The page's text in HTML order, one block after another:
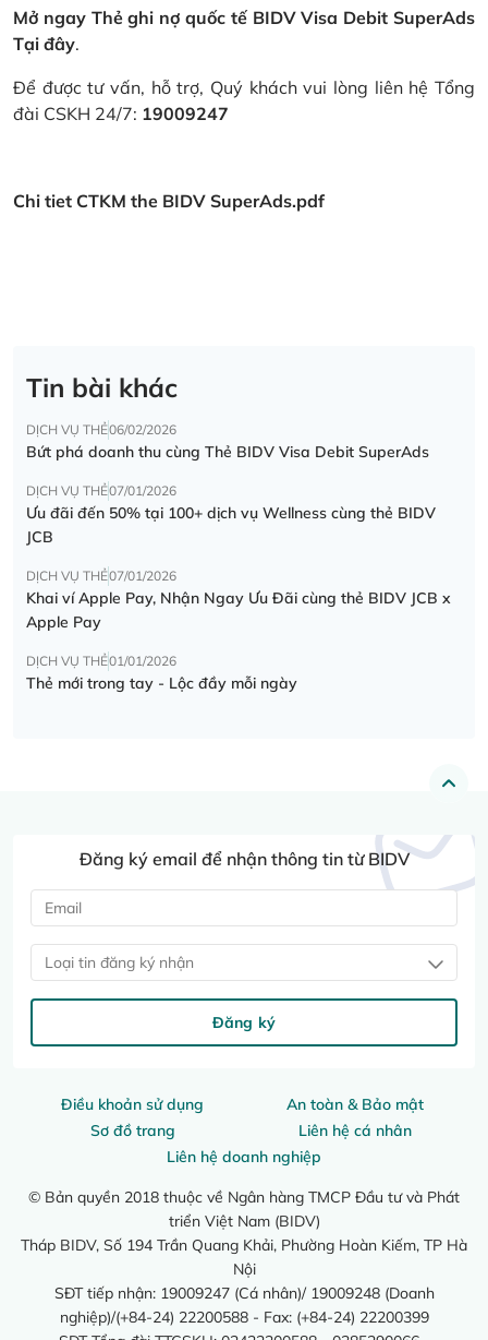
Mở ngay Thẻ ghi nợ quốc tế BIDV Visa Debit SuperAds
Tại đây.
Để được tư vấn, hỗ trợ, Quý khách vui lòng liên hệ Tổng
đài CSKH 24/7: 19009247
Chi tiet CTKM the BIDV SuperAds.pdf
Tin bài khác
DỊCH VỤ THẺ06/02/2026
Bứt phá doanh thu cùng Thẻ BIDV Visa Debit SuperAds
DỊCH VỤ THẺ07/01/2026
Ưu đãi đến 50% tại 100+ dịch vụ Wellness cùng thẻ BIDV
JCB
DỊCH VỤ THẺ07/01/2026
Khai ví Apple Pay, Nhận Ngay Ưu Đãi cùng thẻ BIDV JCB x
Apple Pay
DỊCH VỤ THẺ01/01/2026
Thẻ mới trong tay - Lộc đầy mỗi ngày
Điều khoản sử dụng
An toàn & Bảo mật
Sơ đồ trang
Liên hệ cá nhân
Liên hệ doanh nghiệp
© Bản quyền 2018 thuộc về Ngân hàng TMCP Đầu tư và Phát
triển Việt Nam (BIDV)
Tháp BIDV, Số 194 Trần Quang Khải, Phường Hoàn Kiếm, TP Hà
Nội
SĐT tiếp nhận: 19009247 (Cá nhân)/ 19009248 (Doanh
nghiệp)/(+84-24) 22200588 - Fax: (+84-24) 22200399
Đăng ký email để nhận thông tin từ BIDV
Loại tin đăng ký nhận
Đăng ký